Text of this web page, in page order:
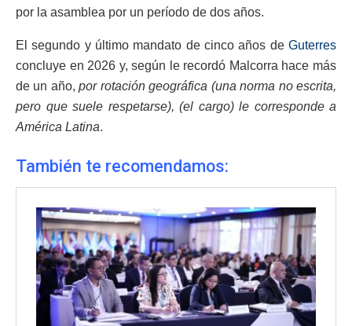
por la asamblea por un período de dos años.
El segundo y último mandato de cinco años de Guterres
concluye en 2026 y, según le recordó Malcorra hace más
de un año,por rotación geográfica (una norma no escrita,
pero que suele respetarse), (el cargo) le corresponde a
América Latina.
También te recomendamos: